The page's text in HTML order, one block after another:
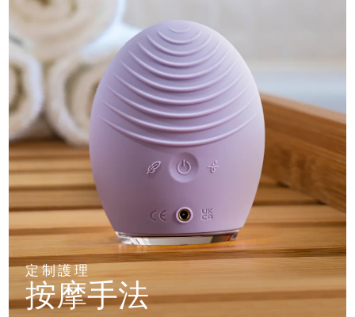
定制護理
按摩手法